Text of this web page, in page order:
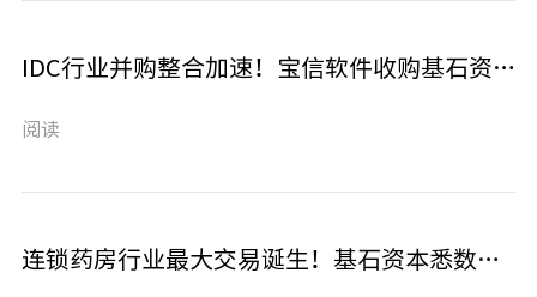
IDC行业并购整合加速！宝信软件收购基石资本所投企业飞马智科
阅读
连锁药房行业最大交易诞生！基石资本悉数转让全亿健康股权